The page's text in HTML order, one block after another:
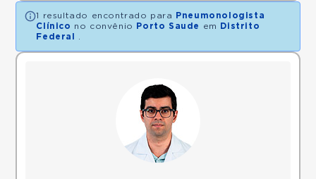
1 resultado encontrado para
Pneumonologista
Clínico no convênio Porto Saude em
Distrito
Federal